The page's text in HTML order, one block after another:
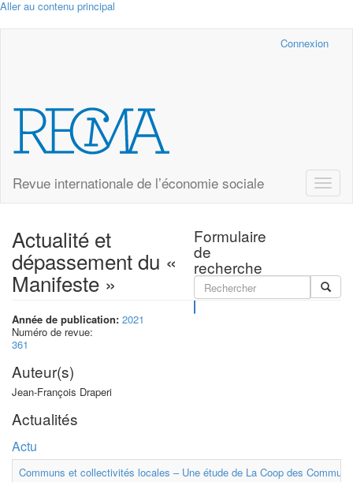
Aller au contenu principal
Connexion
Revue internationale de l’économie sociale
Toggle
Formulaire
de
recherche
Actualité et
dépassement du «
Manifeste »
Année de publication: 2021
Numéro de revue:
361
Auteur(s)
Jean-François Draperi
Actualités
Actu
Communs et collectivités locales – Une étude de La Coop des